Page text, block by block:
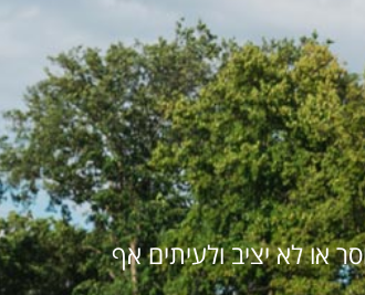
או לא יציב ולעיתים אף